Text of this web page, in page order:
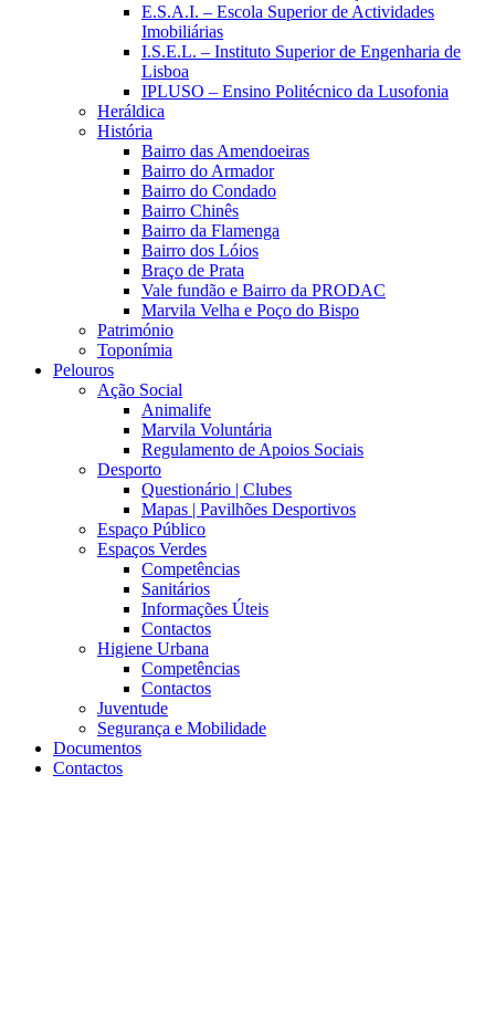
E.S.A.I. – Escola Superior de Actividades
Imobiliárias
I.S.E.L. – Instituto Superior de Engenharia de
Lisboa
IPLUSO – Ensino Politécnico da Lusofonia
Heráldica
História
Bairro das Amendoeiras
Bairro do Armador
Bairro do Condado
Bairro Chinês
Bairro da Flamenga
Bairro dos Lóios
Braço de Prata
Vale fundão e Bairro da PRODAC
Marvila Velha e Poço do Bispo
Património
Toponímia
Pelouros
Ação Social
Animalife
Marvila Voluntária
Regulamento de Apoios Sociais
Desporto
Questionário | Clubes
Mapas | Pavilhões Desportivos
Espaço Público
Espaços Verdes
Competências
Sanitários
Informações Úteis
Contactos
Higiene Urbana
Competências
Contactos
Juventude
Segurança e Mobilidade
Documentos
Contactos